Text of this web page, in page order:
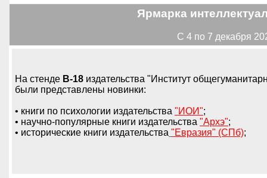
Ярмарка
С 4 по 7 декабря
На стенде B-18 издательства "Институт
были представлены новинки:
• книги по психологии издательства "ИОИ";
• научно-популярные книги издательства "Архэ";
• исторические книги издательства "Евразия" (СПб);